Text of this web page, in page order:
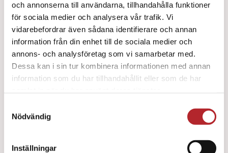
och annonserna till användarna, tillhandahålla funktioner
för sociala medier och analysera vår trafik. Vi
vidarebefordrar även sådana identifierare och annan
information från din enhet till de sociala medier och
annons- och analysföretag som vi samarbetar med.
Dessa kan i sin tur kombinera informationen med annan
information som du har tillhandahållit eller som de har
Nödvändig
Inställningar
Little Baby QCPR Dark 4-pack
10600kr